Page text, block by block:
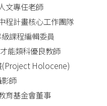
文專任老師
程計畫核心工作團隊
課程編輯委員
能類科優良教師
(Project Holocene)
師
育基金會董事